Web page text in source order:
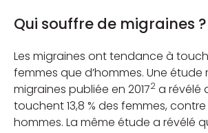
Qui souffre de migraines ?
Les migraines ont tendance à
femmes que d’hommes. Une étude
migraines publiée en 20172 a révélé
touchent 13,8 % des femmes, contre
hommes. La même étude a révélé